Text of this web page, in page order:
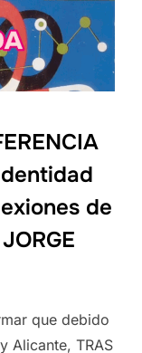
de
que debido
Alicante, TRAS